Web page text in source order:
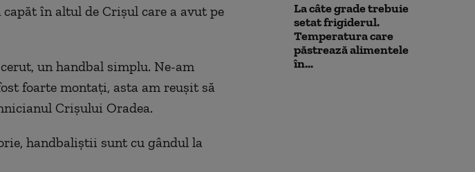
în altul de Crişul care a avut pe
un handbal simplu. Ne-am
foarte montaţi, asta am reuşit să
Crişului Oradea.
handbaliştii sunt cu gândul la
La câte grade trebuie
setat frigiderul.
Temperatura care
păstrează alimentele
în...